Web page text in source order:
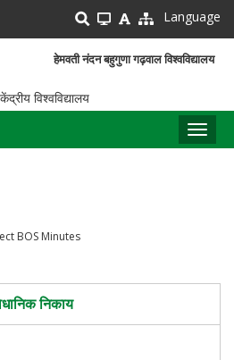
Language
बहुगुणा गढ़वाल विश्वविद्यालय
BOS Minutes
निकाय